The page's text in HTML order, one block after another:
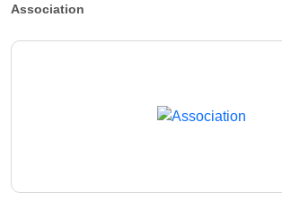
Association